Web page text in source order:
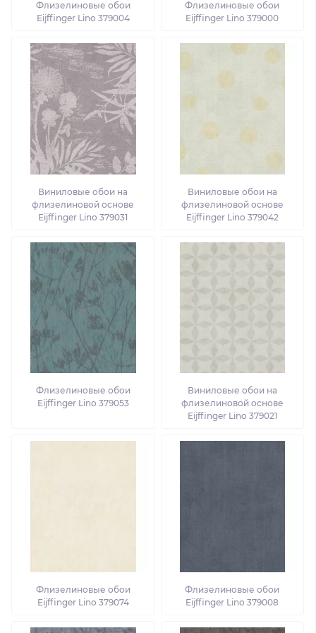
Флизелиновые обои
Eijffinger Lino 379004
Флизелиновые обои
Eijffinger Lino 379000
Виниловые обои на
флизелиновой основе
Eijffinger Lino 379031
Виниловые обои на
флизелиновой основе
Eijffinger Lino 379042
Флизелиновые обои
Eijffinger Lino 379053
Виниловые обои на
флизелиновой основе
Eijffinger Lino 379021
Флизелиновые обои
Eijffinger Lino 379074
Флизелиновые обои
Eijffinger Lino 379008